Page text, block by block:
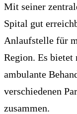
Mit seiner
Spital gut
Anlaufstelle für
Region. Es bietet
ambulante
verschiedenen
zusammen.